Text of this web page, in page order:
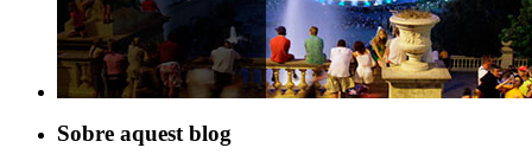
Sobre aquest blog